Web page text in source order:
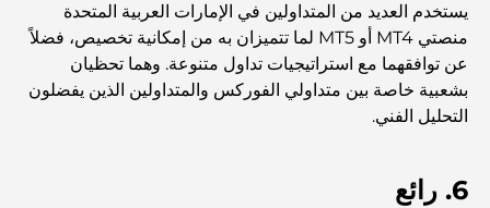
المستوى في دبي
صالات رياضية في مركز دبي المالي العالمي: حيث يلتقي اللياقة
البدنية بأسلوب حياة الأعمال
يستخدم العديد من المتداولين في الإمارات العربية المتحدة
منصتي MT4 أو MT5 لما تتميزان به من إمكانية تخصيص، فضلاً
عن توافقهما مع استراتيجيات تداول متنوعة. وهما تحظيان
بشعبية خاصة بين متداولي الفوركس والمتداولين الذين يفضلون
التحليل الفني.
6. رائع